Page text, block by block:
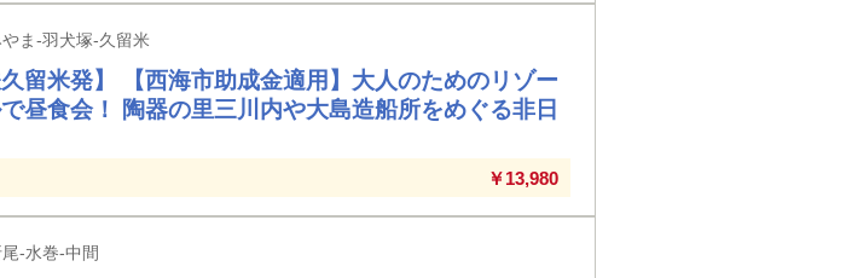
ま-羽犬塚-久留米
留米発】 【西海市助成金適用】大人のためのリゾー
昼食会！ 陶器の里三川内や大島造船所をめぐる非日
￥13,980
-水巻-中間